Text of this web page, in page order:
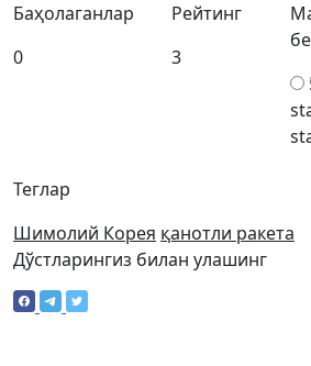
Теглар
Шимолий Корея қанотли ракета
Баҳолаганлар
0
Рейтинг
3
Дўстларингиз билан улашинг